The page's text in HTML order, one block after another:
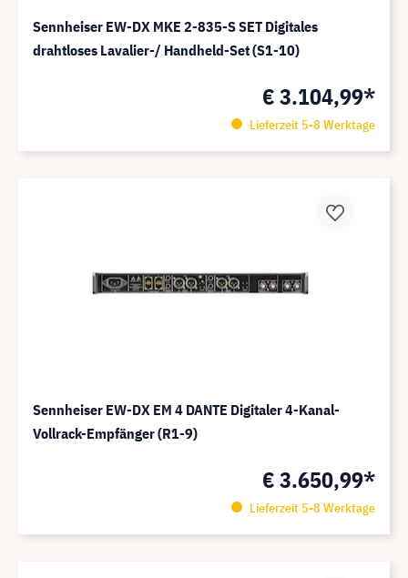
Sennheiser EW-DX MKE 2-835-S SET Digitales
drahtloses Lavalier-/ Handheld-Set (S1-10)
€ 3.104,99*
Lieferzeit 5-8 Werktage
Sennheiser EW-DX EM 4 DANTE Digitaler 4-Kanal-
Vollrack-Empfänger (R1-9)
€ 3.650,99*
Lieferzeit 5-8 Werktage